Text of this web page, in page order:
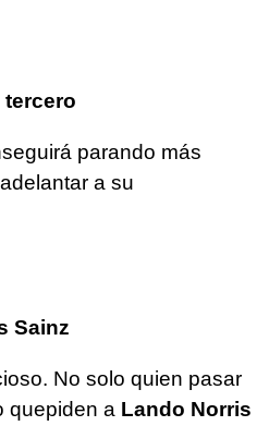
tercero
parando más
adelantar a su
Sainz
No solo quien pasar
quepiden a Lando Norris